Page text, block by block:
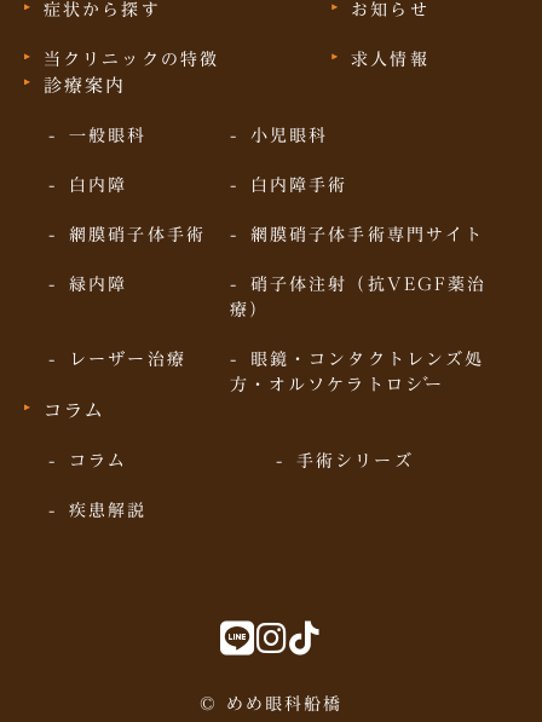
症状から探す お知らせ
当クリニックの特徴 求人情報
診療案内
一般眼科 小児眼科
白内障 白内障手術
網膜硝子体手術 網膜硝子体手術専門サイト
緑内障
硝子体注射（抗VEGF薬治
療）
レーザー治療
眼鏡・コンタクトレンズ処
方・オルソケラトロジー
コラム
コラム 手術シリーズ
疾患解説
© めめ眼科船橋